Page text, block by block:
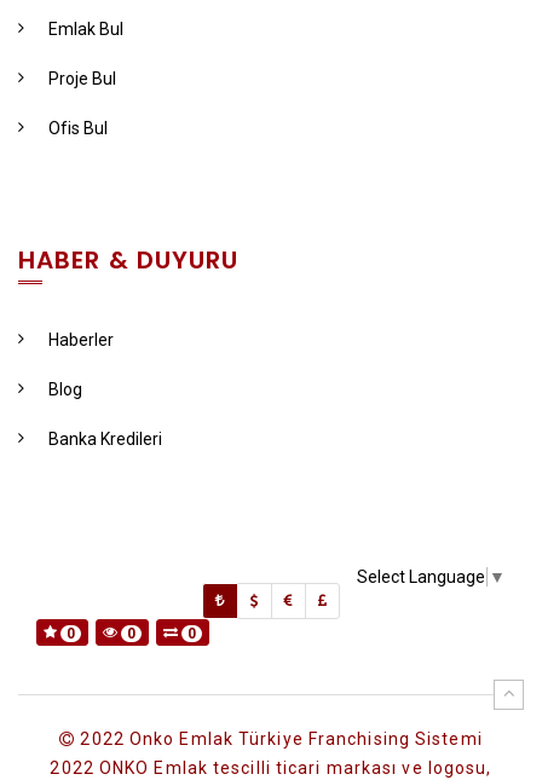
Emlak Bul
Proje Bul
Ofis Bul
HABER & DUYURU
Haberler
Blog
Banka Kredileri
Select Language ▼
0 0 0
2022 Onko Emlak Türkiye Franchising Sistemi
2022 ONKO Emlak tescilli ticari markası ve logosu,